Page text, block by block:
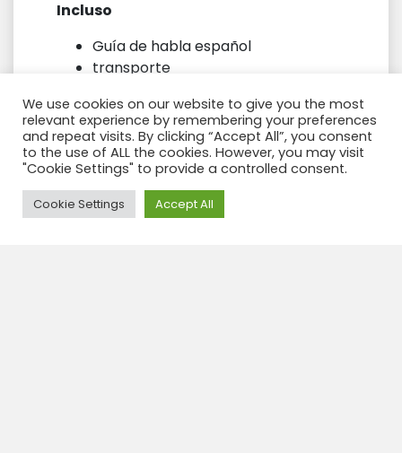
Incluso
Guía de habla español
transporte
Exclusivo
Las comidas
propinas
We use cookies on our website to give you the most
relevant experience by remembering your preferences
and repeat visits. By clicking “Accept All”, you consent
to the use of ALL the cookies. However, you may visit
"Cookie Settings" to provide a controlled consent.
Cookie Settings Accept All